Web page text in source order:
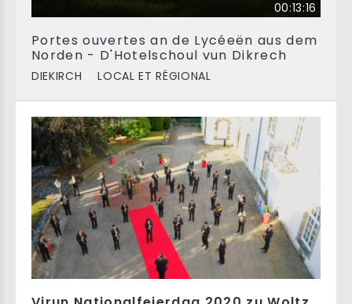
00:13:16
Portes ouvertes an de Lycéeën aus dem
Norden - D'Hotelschoul vun Dikrech
DIEKIRCH LOCAL ET RÉGIONAL